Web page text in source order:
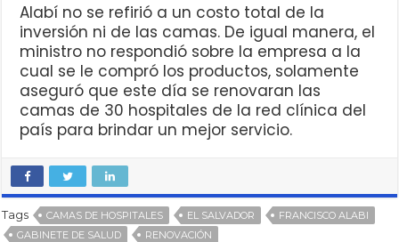
Alabí no se refirió a un costo total de la
inversión ni de las camas. De igual manera, el
ministro no respondió sobre la empresa a la
cual se le compró los productos, solamente
aseguró que este día se renovaran las
camas de 30 hospitales de la red clínica del
país para brindar un mejor servicio.
Tags CAMAS DE HOSPITALES EL SALVADOR
FRANCISCO ALABI
GABINETE DE SALUD
RENOVACIÓN